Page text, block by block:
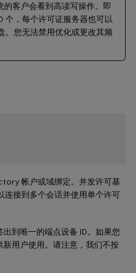
客户会看到高读写操作。即
，每个许可证服务器也可以
。您无法禁用优化或更改其频
帐户或域绑定。并发许可基
连接到多个会话并使用单个许可
到唯一的端点设备 ID。如果您
用户使用。请注意，我们不按